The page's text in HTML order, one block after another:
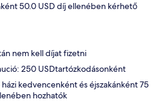
50.0 USD díj ellenében kérhető
nem kell díjat fizetni
250 USDtartózkodásonként
kedvencenként és éjszakánként 75
hozhatók